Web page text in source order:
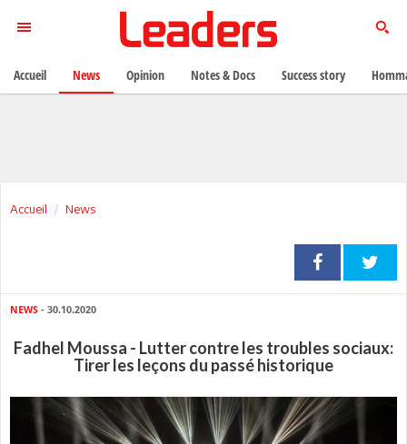
Accueil News
NEWS - 30.10.2020
Fadhel Moussa - Lutter contre les troubles sociaux:
Tirer les leçons du passé historique
Accueil News Opinion Notes & Docs Success story